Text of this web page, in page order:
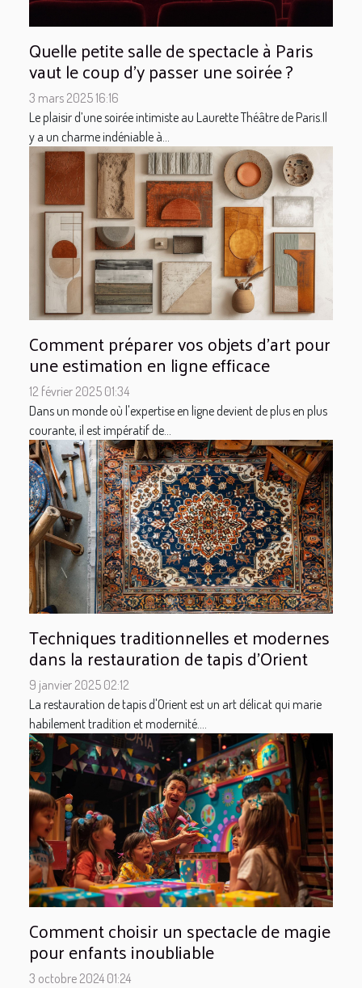
Quelle petite salle de spectacle à Paris
vaut le coup d'y passer une soirée ?
3 mars 2025 16:16
Le plaisir d’une soirée intimiste au Laurette Théâtre de Paris.Il
y a un charme indéniable à...
Comment préparer vos objets d'art pour
une estimation en ligne efficace
12 février 2025 01:34
Dans un monde où l'expertise en ligne devient de plus en plus
courante, il est impératif de...
Techniques traditionnelles et modernes
dans la restauration de tapis d'Orient
9 janvier 2025 02:12
La restauration de tapis d'Orient est un art délicat qui marie
habilement tradition et modernité....
Comment choisir un spectacle de magie
pour enfants inoubliable
3 octobre 2024 01:24